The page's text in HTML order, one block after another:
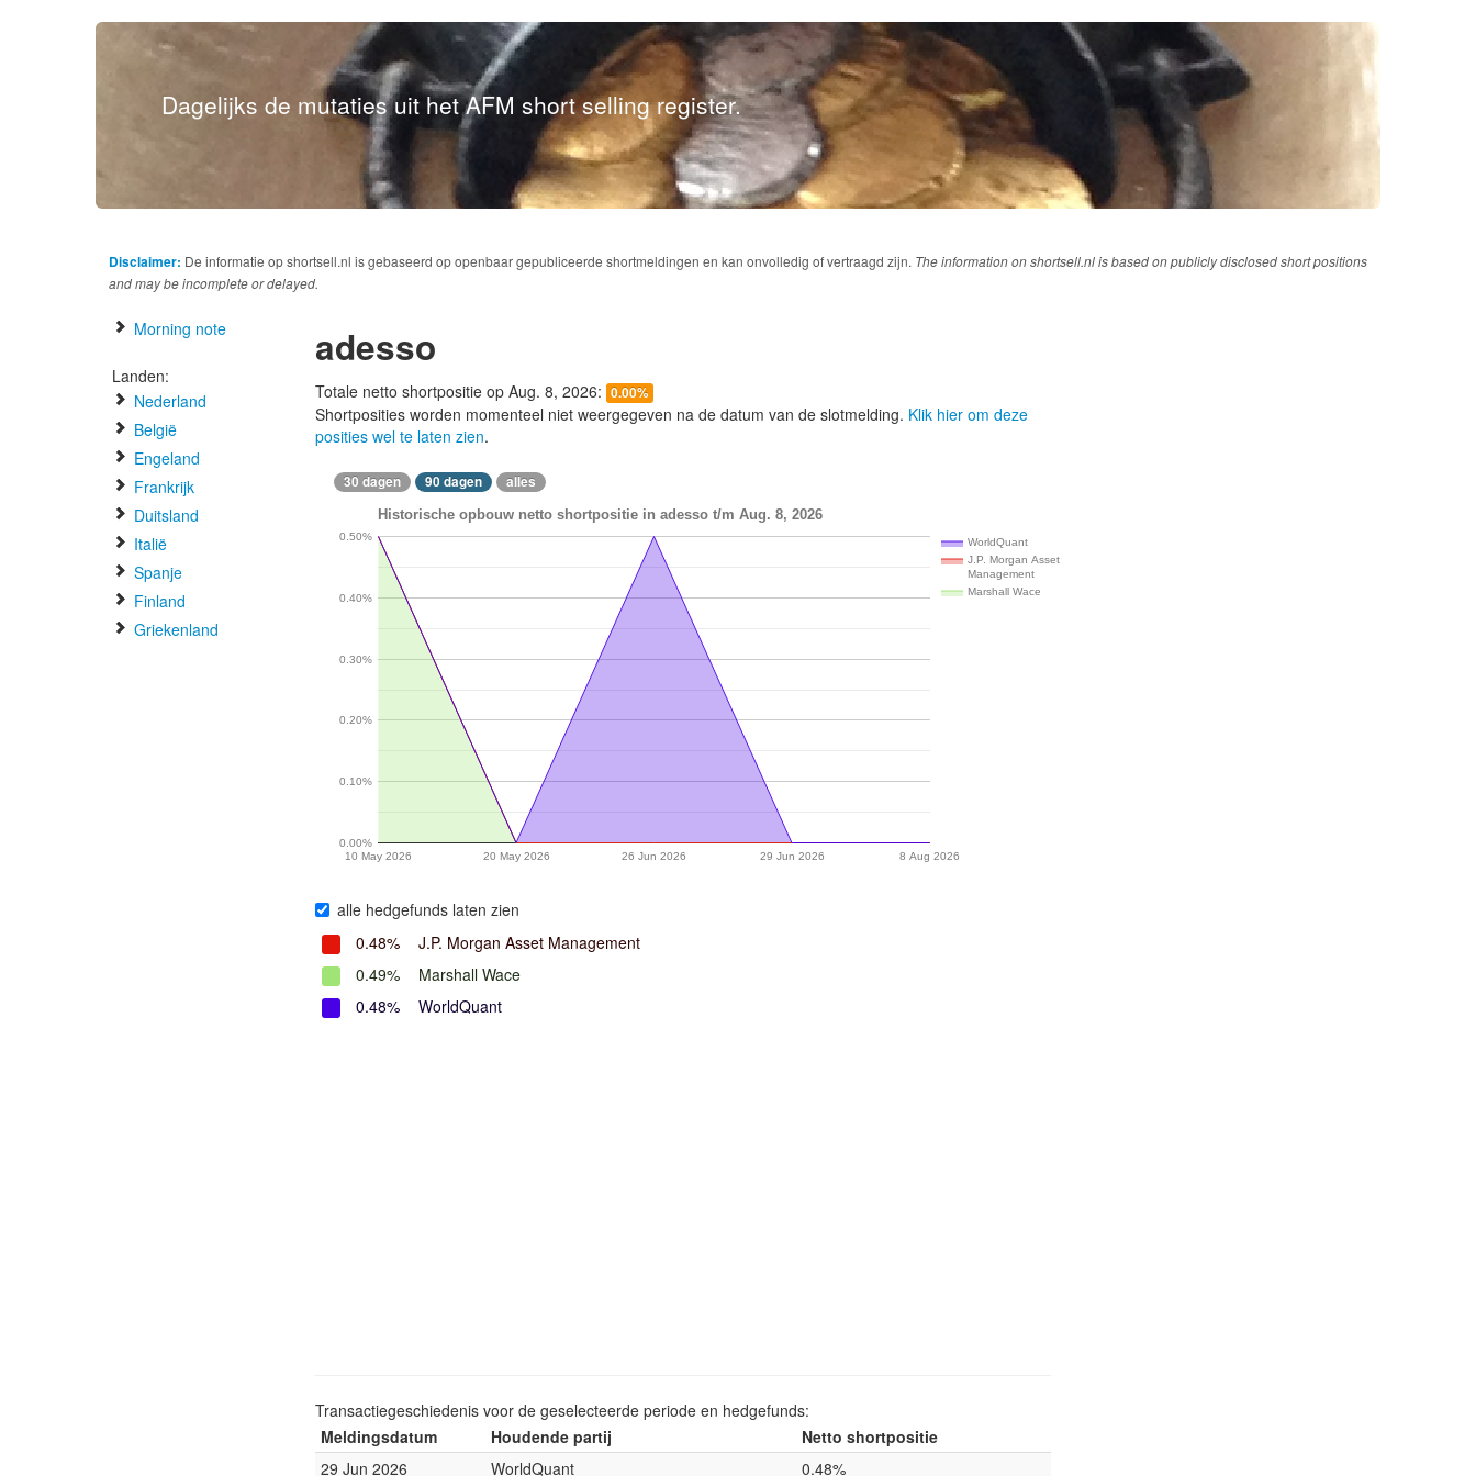
Dagelijks de mutaties uit het AFM short selling register.
Disclaimer: De informatie op shortsell.nl is gebaseerd op openbaar gepubliceerde shortmeldingen en kan onvolledig of vertraagd zijn. The information on shortsell.nl is based on publicly disclosed short positions
and may be incomplete or delayed.
Morning note
Landen:
Nederland
België
Engeland
Frankrijk
Duitsland
Italië
Spanje
Finland
Griekenland
adesso
Totale netto shortpositie op Aug. 8, 2026: 0.00%
Shortposities worden momenteel niet weergegeven na de datum van de slotmelding. Klik hier om deze
posities wel te laten zien.
30 dagen 90 dagen alles
Historische opbouw netto shortpositie in adesso t/m Aug. 8, 2026
WorldQuant
J.P. Morgan Asset
Management
Marshall Wace
10 May 2026 20 May 2026 26 Jun 2026 29 Jun 2026 8 Aug 2026
0.00%
0.10%
0.20%
0.30%
0.40%
0.50%
alle hedgefunds laten zien
0.48%
J.P. Morgan Asset Management
0.49%
Marshall Wace
0.48%
WorldQuant
Transactiegeschiedenis voor de geselecteerde periode en hedgefunds:
Meldingsdatum
Houdende partij
Netto shortpositie
29 Jun 2026
WorldQuant 0.48%